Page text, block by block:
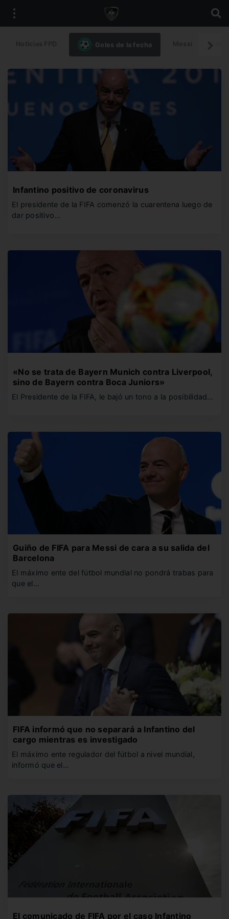
Goles de la fecha
Infantino positivo de coronavirus
El presidente de la FIFA comenzó la cuarentena luego de
dar positivo…
«No se trata de Bayern Munich contra Liverpool,
sino de Bayern contra Boca Juniors»
El Presidente de la FIFA, le bajó un tono a la posibilidad…
Guiño de FIFA para Messi de cara a su salida del
Barcelona
El máximo ente del fútbol mundial no pondrá trabas para
que el…
FIFA informó que no separará a Infantino del
cargo mientras es investigado
El máximo ente regulador del fútbol a nivel mundial,
informó que el…
El comunicado de FIFA por el caso Infantino